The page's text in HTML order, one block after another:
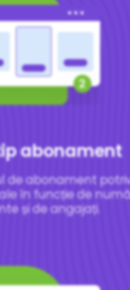
abonament
de abonament
în funcție de
și de angajați.